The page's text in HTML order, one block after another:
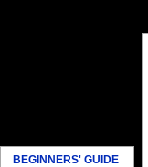
BEGINNERS' GUIDE